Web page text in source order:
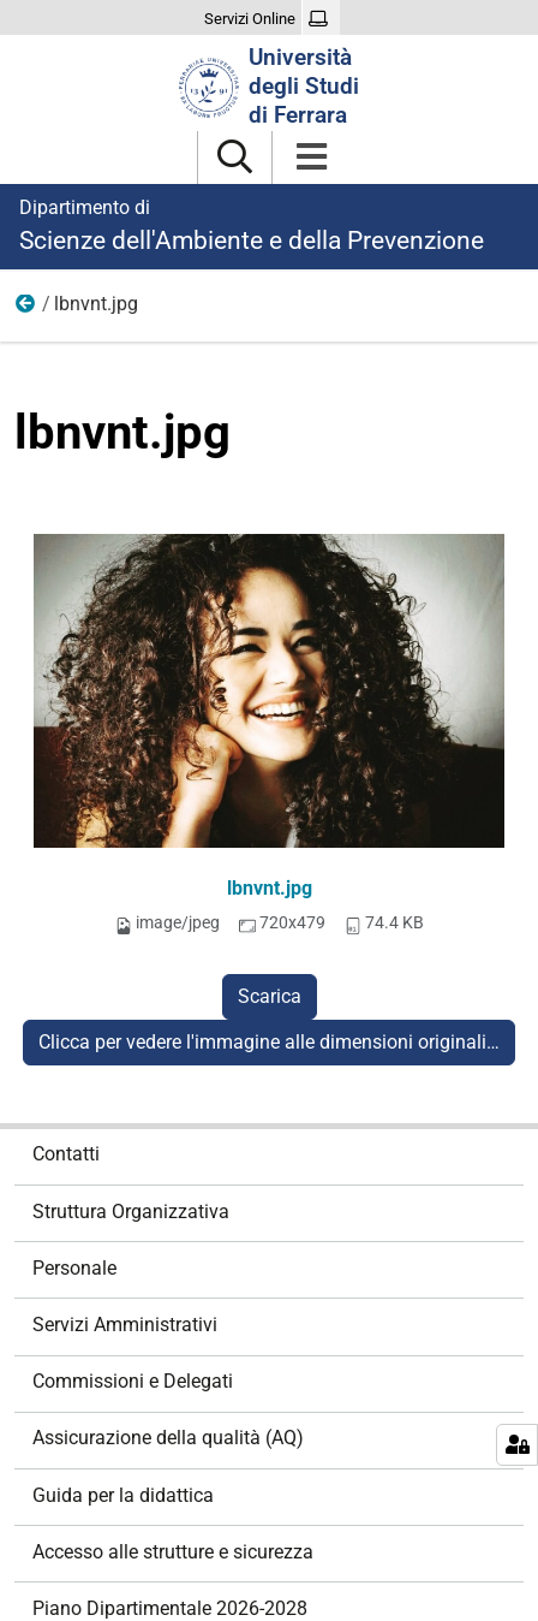
Servizi Online
Università
degli Studi
di Ferrara
Dipartimento di
Scienze dell'Ambiente e della Prevenzione
Foto
lbnvnt.jpg
lbnvnt.jpg
lbnvnt.jpg
image/jpeg 720x479 74.4 KB
Scarica
Clicca per vedere l'immagine alle dimensioni originali…
Contatti
Struttura Organizzativa
Personale
Servizi Amministrativi
Commissioni e Delegati
Assicurazione della qualità (AQ)
Guida per la didattica
Accesso alle strutture e sicurezza
Piano Dipartimentale 2026-2028